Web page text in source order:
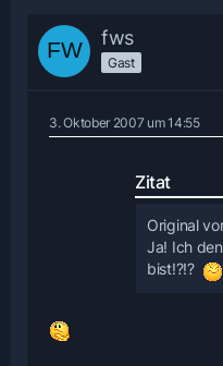
fws
Gast
3. Oktober 2007 um 14:55
Zitat
Original
Ja! Ich
bist!?!?